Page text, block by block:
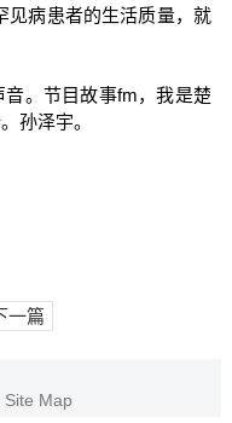
见病患者的生活质量，就
。节目故事fm，我是楚
孙泽宇。
一篇
Site Map